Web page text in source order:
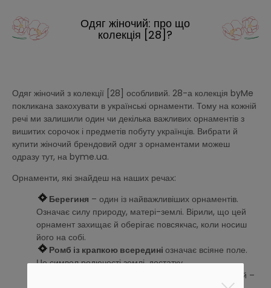
Одяг жіночий: про що
колекція [28]?
Одяг жіночий з колекції [28] особливий. 28-а колекція byMe
покликана закохувати в українські орнаменти. Тому на кожній
речі ми залишили один чи декілька важливих орнаментів з
вишитих сорочок і предметів побуту українців. Вибрати й
купити жіночий брендовий одяг з орнаментами можеш
одразу тут, на byme.ua.
Орнаменти, які знайдеш на наших речах:
Берегиня – один із найважливіших орнаментів.
Означає силу природу, матері-землі. Вірили, що цей
орнамент захищає й оберігає повсякчас, коли носиш
його на собі.
Ромб із крапкою всередині означає всіяне поле.
Це символ родючості землі, достатку.
символізує чоловіче начало, косий –